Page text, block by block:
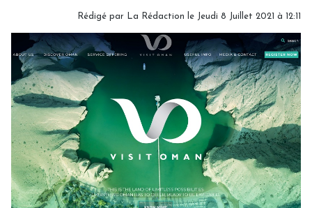
Rédigé par La Rédaction le Jeudi 8 Juillet 2021 à 12:11